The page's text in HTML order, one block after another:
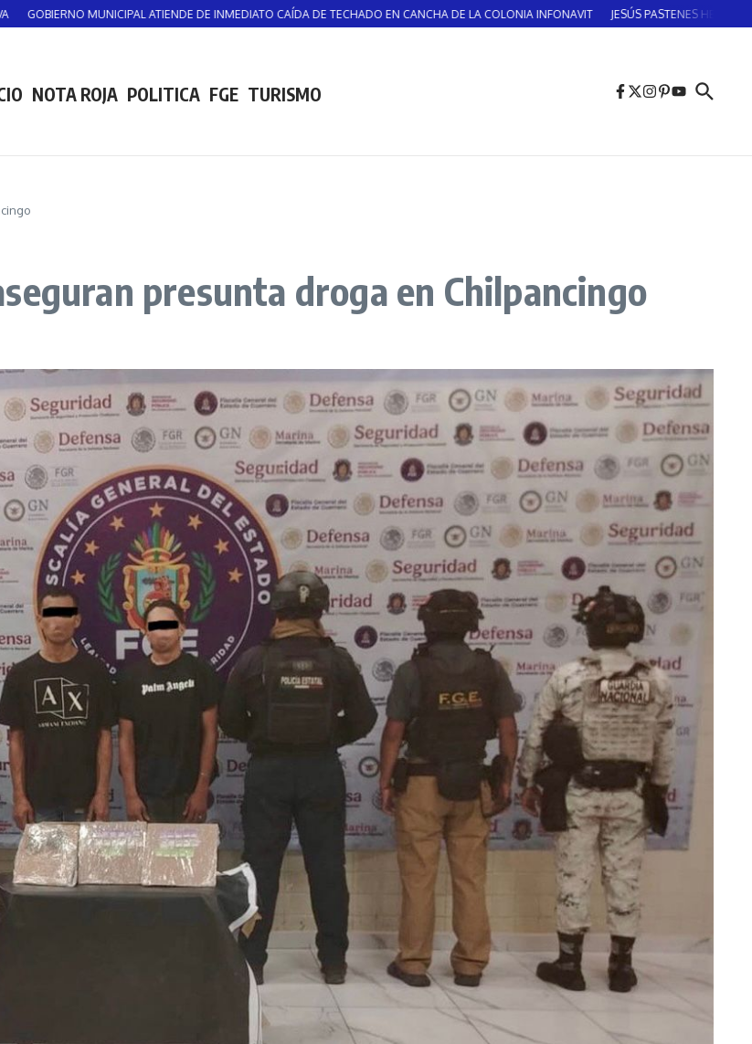
MUNICIPAL ATIENDE DE INMEDIATO CAÍDA DE TECHADO EN CANCHA DE LA COLONIA INFONAVIT JESÚS PASTENES HERNÁNDEZ
NOTA ROJA POLITICA FGE TURISMO
presunta droga en Chilpancingo